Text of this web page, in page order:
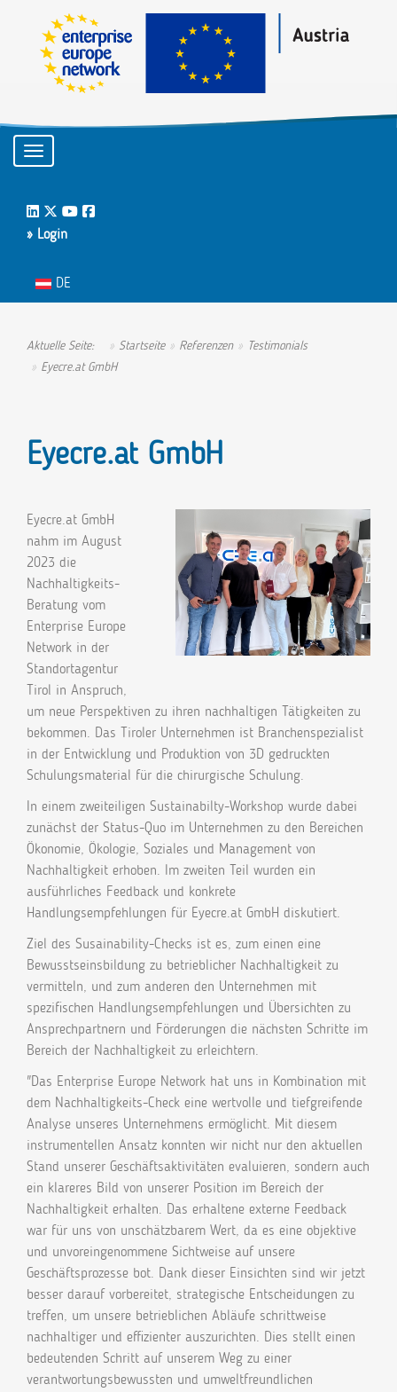
Toggle navigation
LinkedIn
Twitter
Youtube
Facebook
» Login
Sprache auswählen
DE
Aktuelle Seite: Startseite Referenzen
Testimonials
Eyecre.at GmbH
Eyecre.at GmbH
Eyecre.at GmbH
nahm im August
2023 die
Nachhaltigkeits-
Beratung vom
Enterprise Europe
Network in der
Standortagentur
Tirol in Anspruch,
um neue Perspektiven zu ihren nachhaltigen Tätigkeiten zu
bekommen. Das Tiroler Unternehmen ist Branchenspezialist
in der Entwicklung und Produktion von 3D gedruckten
Schulungsmaterial für die chirurgische Schulung.
In einem zweiteiligen Sustainabilty-Workshop wurde dabei
zunächst der Status-Quo im Unternehmen zu den Bereichen
Ökonomie, Ökologie, Soziales und Management von
Nachhaltigkeit erhoben. Im zweiten Teil wurden ein
ausführliches Feedback und konkrete
Handlungsempfehlungen für Eyecre.at GmbH diskutiert.
Ziel des Susainability-Checks ist es, zum einen eine
Bewusstseinsbildung zu betrieblicher Nachhaltigkeit zu
vermitteln, und zum anderen den Unternehmen mit
spezifischen Handlungsempfehlungen und Übersichten zu
Ansprechpartnern und Förderungen die nächsten Schritte im
Bereich der Nachhaltigkeit zu erleichtern.
"Das Enterprise Europe Network hat uns in Kombination mit
dem Nachhaltigkeits-Check eine wertvolle und tiefgreifende
Analyse unseres Unternehmens ermöglicht. Mit diesem
instrumentellen Ansatz konnten wir nicht nur den aktuellen
Stand unserer Geschäftsaktivitäten evaluieren, sondern auch
ein klareres Bild von unserer Position im Bereich der
Nachhaltigkeit erhalten. Das erhaltene externe Feedback
war für uns von unschätzbarem Wert, da es eine objektive
und unvoreingenommene Sichtweise auf unsere
Geschäftsprozesse bot. Dank dieser Einsichten sind wir jetzt
besser darauf vorbereitet, strategische Entscheidungen zu
treffen, um unsere betrieblichen Abläufe schrittweise
nachhaltiger und effizienter auszurichten. Dies stellt einen
bedeutenden Schritt auf unserem Weg zu einer
verantwortungsbewussten und umweltfreundlichen